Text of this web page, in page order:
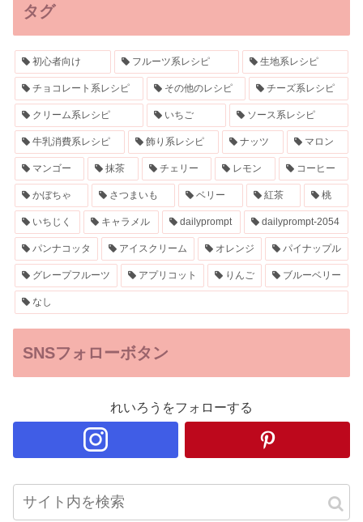
タグ
初心者向け フルーツ系レシピ 生地系レシピ
チョコレート系レシピ その他のレシピ チーズ系レシピ
クリーム系レシピ いちご ソース系レシピ
牛乳消費系レシピ 飾り系レシピ ナッツ マロン
マンゴー 抹茶 チェリー レモン コーヒー
かぼちゃ さつまいも ベリー 紅茶 桃
いちじく キャラメル dailyprompt dailyprompt-2054
パンナコッタ アイスクリーム オレンジ パイナップル
グレープフルーツ アプリコット りんご ブルーベリー
なし
SNSフォローボタン
れいろうをフォローする